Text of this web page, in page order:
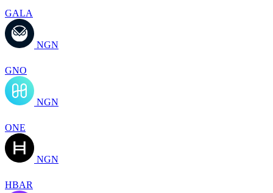
GALA
NGN
GNO
NGN
ONE
NGN
HBAR